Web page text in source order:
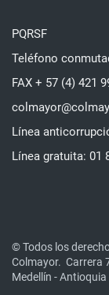
PQRSF
Teléfono
FAX + 57 (4) 421
Línea
Línea gratuita: 01
© Todos los
Colmayor. Carrera
Medellín - Antioquia